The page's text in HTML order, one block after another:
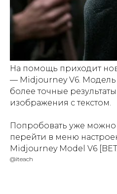
На помощь приходит
— Midjourney V6. Модель
более точные
изображения с текстом.
Попробовать уже можно
перейти в меню
Midjourney Model V6
@iteach